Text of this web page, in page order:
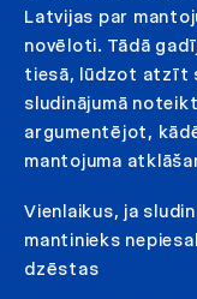
Latvijas par
novēloti. Tādā
tiesā, lūdzot atzīt
sludinājumā
argumentējot,
mantojuma
Vienlaikus, ja
mantinieks
dzēstas